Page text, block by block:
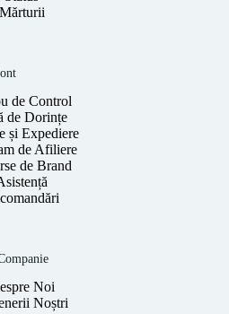
Mărturii
de Control
de Dorințe
și Expediere
de Afiliere
de Brand
Noi
Noștri